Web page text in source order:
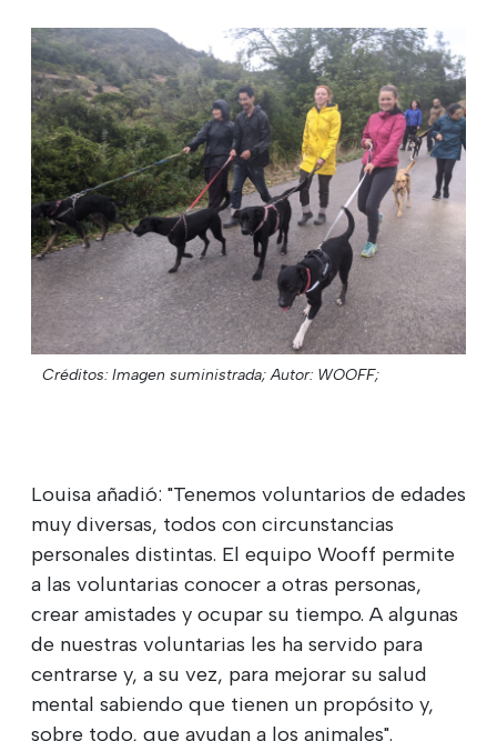
Créditos: Imagen suministrada; Autor: WOOFF;
Louisa añadió: "Tenemos voluntarios de edades
muy diversas, todos con circunstancias
personales distintas. El equipo Wooff permite
a las voluntarias conocer a otras personas,
crear amistades y ocupar su tiempo. A algunas
de nuestras voluntarias les ha servido para
centrarse y, a su vez, para mejorar su salud
mental sabiendo que tienen un propósito y,
sobre todo, que ayudan a los animales".